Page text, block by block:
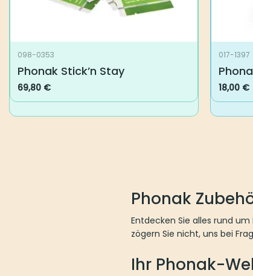
098-0353
Phonak Stick’n Stay
69,80 €
017-1397
18,00 €
Phonak
Entdecken Sie alles rund
zögern Sie nicht, uns bei
Ihr Phonak-